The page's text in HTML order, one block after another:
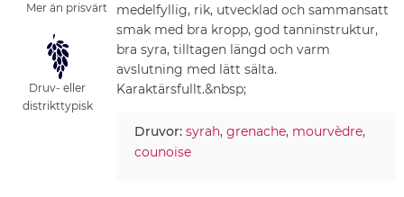
Mer än prisvärt
Druv- eller
distrikttypisk
medelfyllig, rik, utvecklad och sammansatt
smak med bra kropp, god tanninstruktur,
bra syra, tilltagen längd och varm
avslutning med lätt sälta.
Karaktärsfullt.&nbsp;
Druvor: syrah, grenache, mourvèdre,
counoise